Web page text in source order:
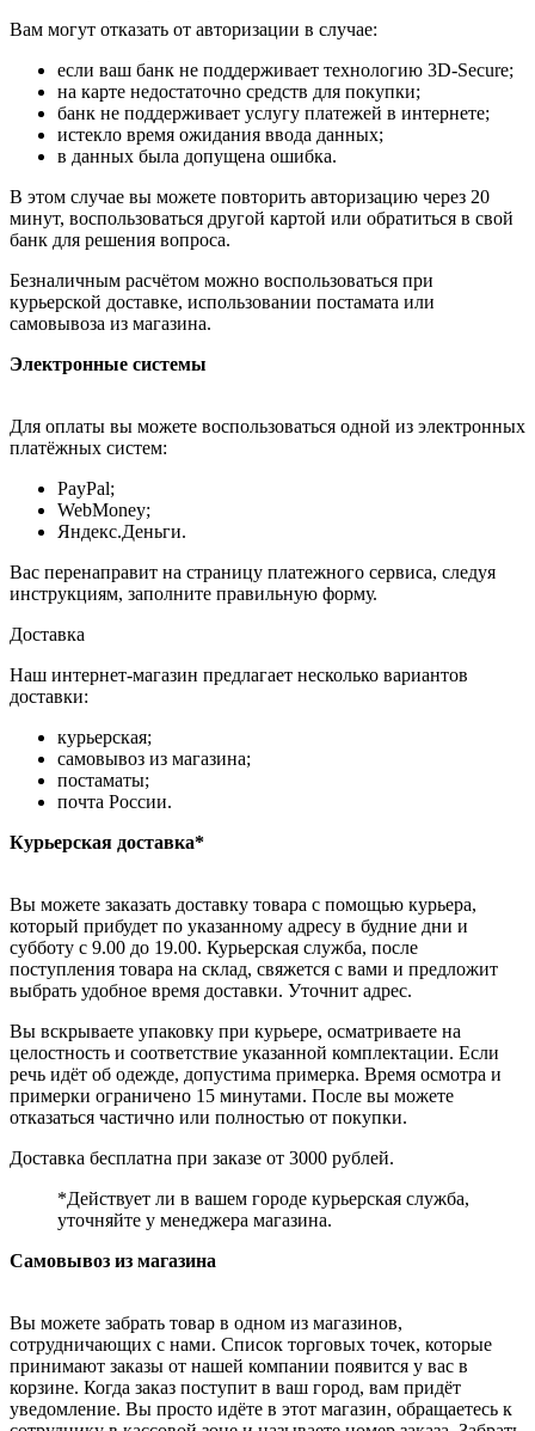
Вам могут отказать от авторизации в случае:
если ваш банк не поддерживает технологию 3D-Secure;
на карте недостаточно средств для покупки;
банк не поддерживает услугу платежей в интернете;
истекло время ожидания ввода данных;
в данных была допущена ошибка.
В этом случае вы можете повторить авторизацию через 20
минут, воспользоваться другой картой или обратиться в свой
банк для решения вопроса.
Безналичным расчётом можно воспользоваться при
курьерской доставке, использовании постамата или
самовывоза из магазина.
Электронные системы
Для оплаты вы можете воспользоваться одной из электронных
платёжных систем:
PayPal;
WebMoney;
Яндекс.Деньги.
Вас перенаправит на страницу платежного сервиса, следуя
инструкциям, заполните правильную форму.
Доставка
Наш интернет-магазин предлагает несколько вариантов
доставки:
курьерская;
самовывоз из магазина;
постаматы;
почта России.
Курьерская доставка*
Вы можете заказать доставку товара с помощью курьера,
который прибудет по указанному адресу в будние дни и
субботу с 9.00 до 19.00. Курьерская служба, после
поступления товара на склад, свяжется с вами и предложит
выбрать удобное время доставки. Уточнит адрес.
Вы вскрываете упаковку при курьере, осматриваете на
целостность и соответствие указанной комплектации. Если
речь идёт об одежде, допустима примерка. Время осмотра и
примерки ограничено 15 минутами. После вы можете
отказаться частично или полностью от покупки.
Доставка бесплатна при заказе от 3000 рублей.
*Действует ли в вашем городе курьерская служба,
уточняйте у менеджера магазина.
Самовывоз из магазина
Вы можете забрать товар в одном из магазинов,
сотрудничающих с нами. Список торговых точек, которые
принимают заказы от нашей компании появится у вас в
корзине. Когда заказ поступит в ваш город, вам придёт
уведомление. Вы просто идёте в этот магазин, обращаетесь к